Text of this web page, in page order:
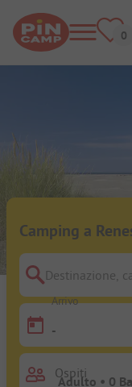
Camping a
Destinazione,
Arrivo
-
Ospiti